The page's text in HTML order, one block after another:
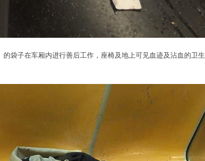
袋子在车厢内进行善后工作，座椅及地上可见血迹及沾血的卫生